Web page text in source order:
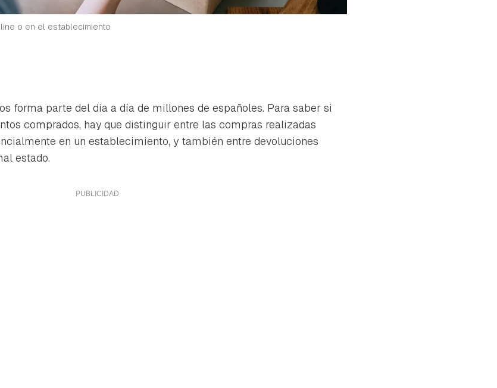
o en el establecimiento
forma parte del día a día de millones de españoles. Para saber si
comprados, hay que distinguir entre las compras realizadas
en un establecimiento, y también entre devoluciones
estado.